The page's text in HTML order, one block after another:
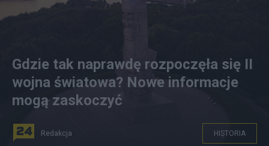
Gdzie tak naprawdę rozpoczęła się II
wojna światowa? Nowe informacje
mogą zaskoczyć
Redakcja HISTORIA